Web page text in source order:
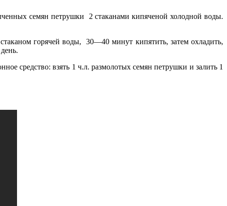
семян петрушки 2 стаканами кипяченой холодной воды.
горячей воды, 30—40 минут кипятить, затем охладить,
средство: взять 1 ч.л. размолотых семян петрушки и залить 1